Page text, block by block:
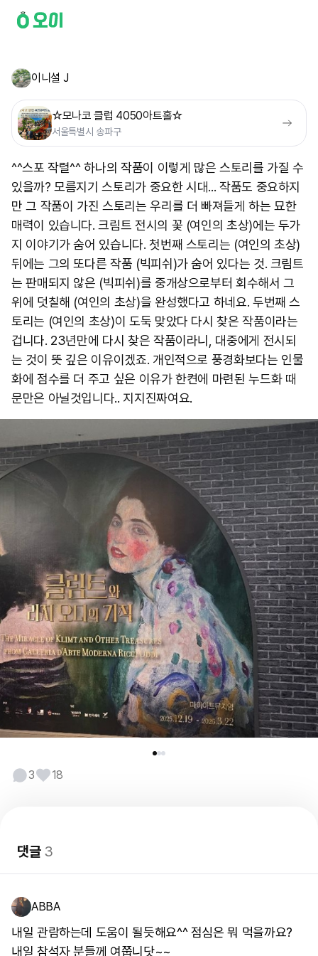
이니셜 J
☆모나코 클럽 4050아트홀☆
서울특별시 송파구
^^스포 작렬^^ 하나의 작품이 이렇게 많은 스토리를 가질 수
있을까? 모름지기 스토리가 중요한 시대... 작품도 중요하지
만 그 작품이 가진 스토리는 우리를 더 빠져들게 하는 묘한
매력이 있습니다. 크림트 전시의 꽃 (여인의 초상)에는 두가
지 이야기가 숨어 있습니다. 첫번째 스토리는 (여인의 초상)
뒤에는 그의 또다른 작품 (빅피쉬)가 숨어 있다는 것. 크림트
는 판매되지 않은 (빅피쉬)를 중개상으로부터 회수해서 그
위에 덧칠해 (여인의 초상)을 완성했다고 하네요. 두번째 스
토리는 (여인의 초상)이 도둑 맞았다 다시 찾은 작품이라는
겁니다. 23년만에 다시 찾은 작품이라니, 대중에게 전시되
는 것이 뜻 깊은 이유이겠죠. 개인적으로 풍경화보다는 인물
화에 점수를 더 주고 싶은 이유가 한켠에 마련된 누드화 때
문만은 아닐것입니다.. 지지진짜여요. ​
3 18
댓글3
ABBA
내일 관람하는데 도움이 될듯해요^^ 점심은 뭐 먹을까요?
내일 참석자 분들께 여쭙니닷~~